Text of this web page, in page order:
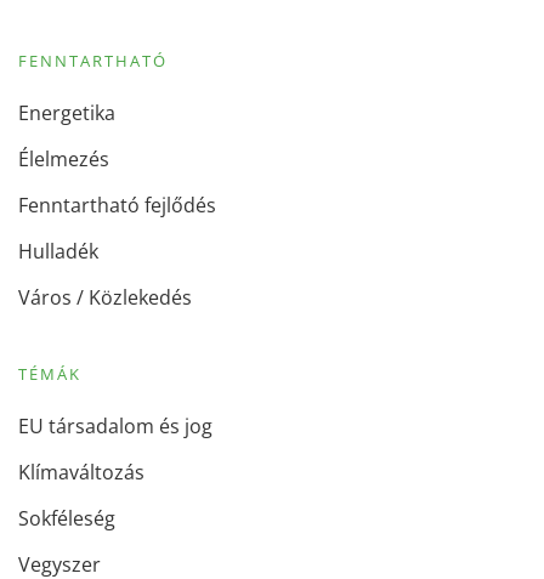
FENNTARTHATÓ
Energetika
Élelmezés
Fenntartható fejlődés
Hulladék
Város / Közlekedés
TÉMÁK
EU társadalom és jog
Klímaváltozás
Sokféleség
Vegyszer